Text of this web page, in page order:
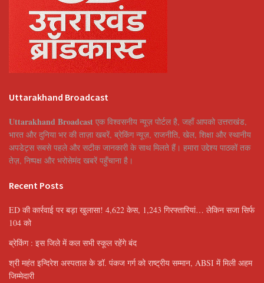
Uttarakhand Broadcast
Uttarakhand Broadcast एक विश्वसनीय न्यूज़ पोर्टल है, जहाँ आपको उत्तराखंड,
भारत और दुनिया भर की ताज़ा खबरें, ब्रेकिंग न्यूज़, राजनीति, खेल, शिक्षा और स्थानीय
अपडेट्स सबसे पहले और सटीक जानकारी के साथ मिलते हैं। हमारा उद्देश्य पाठकों तक
तेज़, निष्पक्ष और भरोसेमंद खबरें पहुँचाना है।
Recent Posts
ED की कार्रवाई पर बड़ा खुलासा! 4,622 केस, 1,243 गिरफ्तारियां… लेकिन सजा सिर्फ
104 को
ब्रेकिंग : इस जिले में कल सभी स्कूल रहेंगे बंद
श्री महंत इन्दिरेश अस्पताल के डॉ. पंकज गर्ग को राष्ट्रीय सम्मान, ABSI में मिली अहम
जिम्मेदारी